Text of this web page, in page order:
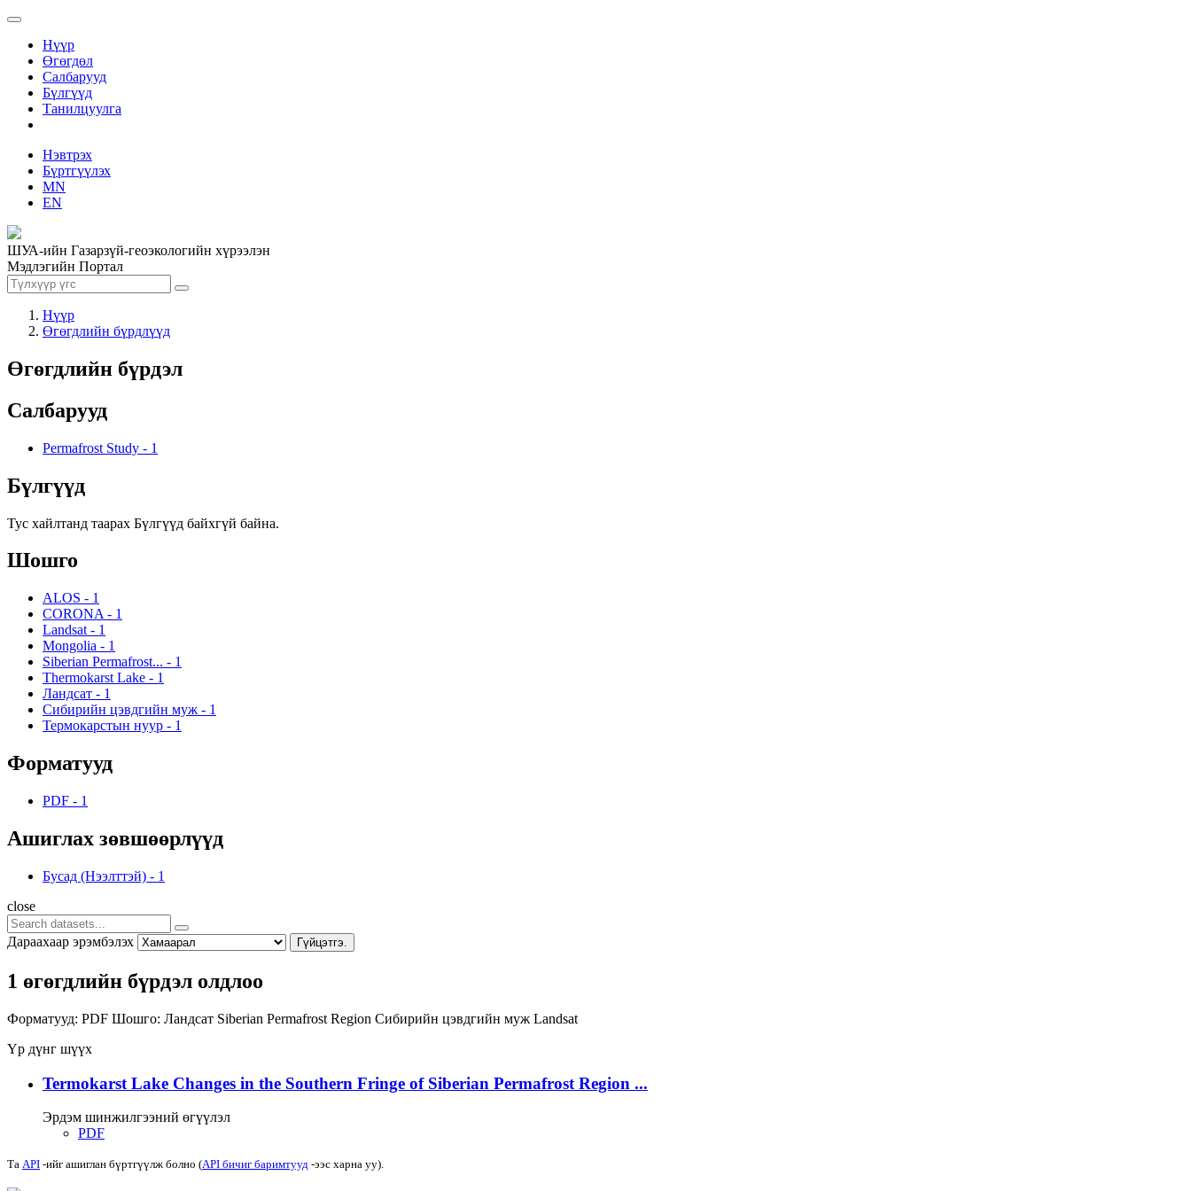
Нүүр
Өгөгдөл
Салбарууд
Бүлгүүд
Танилцуулга
Нэвтрэх
Бүртгүүлэх
MN
EN
ШУА-ийн Газарзүй-геоэкологийн хүрээлэн
Мэдлэгийн Портал
Нүүр
Өгөгдлийн бүрдлүүд
Өгөгдлийн бүрдэл
Салбарууд
Permafrost Study - 1
Бүлгүүд
Тус хайлтанд таарах Бүлгүүд байхгүй байна.
Шошго
ALOS - 1
CORONA - 1
Landsat - 1
Mongolia - 1
Siberian Permafrost... - 1
Thermokarst Lake - 1
Ландсат - 1
Сибирийн цэвдгийн муж - 1
Термокарстын нуур - 1
Форматууд
PDF - 1
Ашиглах зөвшөөрлүүд
Бусад (Нээлттэй) - 1
close
Дараахаар эрэмбэлэх Гүйцэтгэ.
1 өгөгдлийн бүрдэл олдлоо
Форматууд: PDF Шошго: Ландсат Siberian Permafrost Region Сибирийн цэвдгийн муж Landsat
Үр дүнг шүүх
Termokarst Lake Changes in the Southern Fringe of Siberian Permafrost Region ...
Эрдэм шинжилгээний өгүүлэл
PDF
Та API -ийг ашиглан бүртгүүлж болно (API бичиг баримтууд -ээс харна уу).